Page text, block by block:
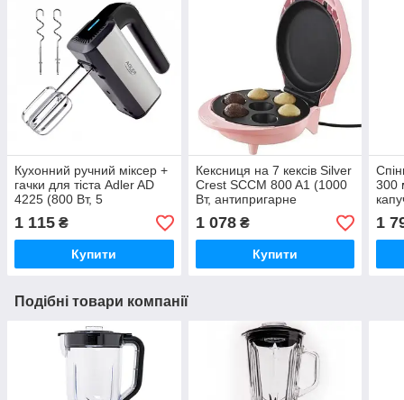
Кухонний ручний міксер +
гачки для тіста Adler AD
4225 (800 Вт, 5
1 115 ₴
Купити
Кексниця на 7 кексів Silver
Crest SCCM 800 A1 (1000
Вт, антипригарне
1 078₴
Купити
300
1
Подібні товари компанії